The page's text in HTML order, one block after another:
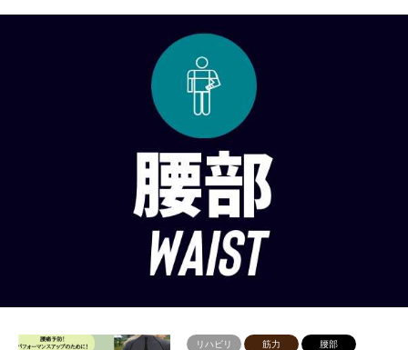
リハビリ 筋力 腰部